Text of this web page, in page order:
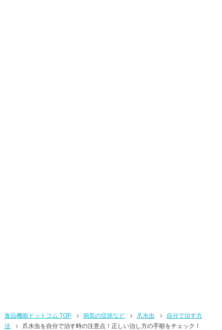
食品機能ドットコム TOP 病気の症状など 爪水虫
自分で治す方
法
爪水虫を自分で治す時の注意点！正しい治し方の手順をチェック！